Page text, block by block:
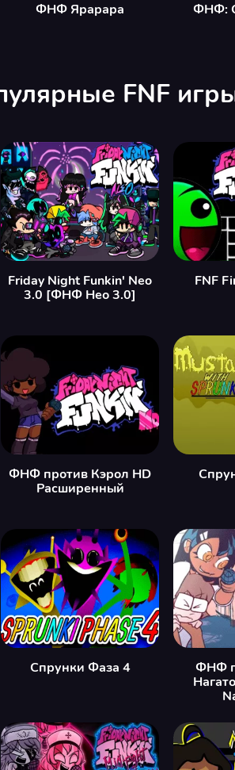
ФНФ Ярарара ФНФ:
FNF
Friday Night Funkin' Neo
3.0 [ФНФ Нео 3.0]
FNF
ФНФ против Кэрол HD
Расширенный
Спрунки Фаза 4
ФНФ